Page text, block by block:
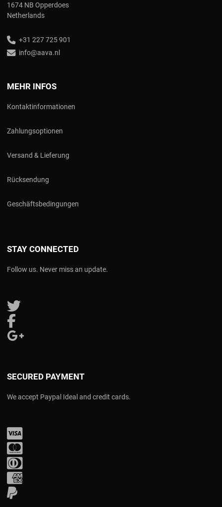
1674 NB Opperdoes
Netherlands
+31 227 725 901
info@aava.nl
MEHR INFOS
Kontaktinformationen
Zahlungsoptionen
Versand & Lieferung
Rücksendung
Geschäftsbedingungen
STAY CONNECTED
Follow us. Never miss an update.
Follow us on Twitter
SECURED PAYMENT
We accept Paypal Ideal and credit cards.
PayPal